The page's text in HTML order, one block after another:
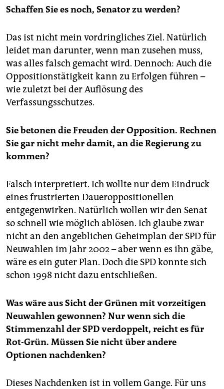
Schaffen Sie es noch, Senator zu werden?
Das ist nicht mein vordringliches Ziel. Natürlich
leidet man darunter, wenn man zusehen muss,
was alles falsch gemacht wird. Dennoch: Auch die
Oppositionstätigkeit kann zu Erfolgen führen –
wie zuletzt bei der Auflösung des
Verfassungsschutzes.
Sie betonen die Freuden der Opposition. Rechnen
Sie gar nicht mehr damit, an die Regierung zu
kommen?
Falsch interpretiert. Ich wollte nur dem Eindruck
eines frustrierten Daueroppositionellen
entgegenwirken. Natürlich wollen wir den Senat
so schnell wie möglich ablösen. Ich glaube zwar
nicht an den angeblichen Geheimplan der SPD für
Neuwahlen im Jahr 2002 – aber wenn es ihn gäbe,
wäre es ein guter Plan. Doch die SPD konnte sich
schon 1998 nicht dazu entschließen.
Was wäre aus Sicht der Grünen mit vorzeitigen
Neuwahlen gewonnen? Nur wenn sich die
Stimmenzahl der SPD verdoppelt, reicht es für
Rot-Grün. Müssen Sie nicht über andere
Optionen nachdenken?
Dieses Nachdenken ist in vollem Gange. Für uns